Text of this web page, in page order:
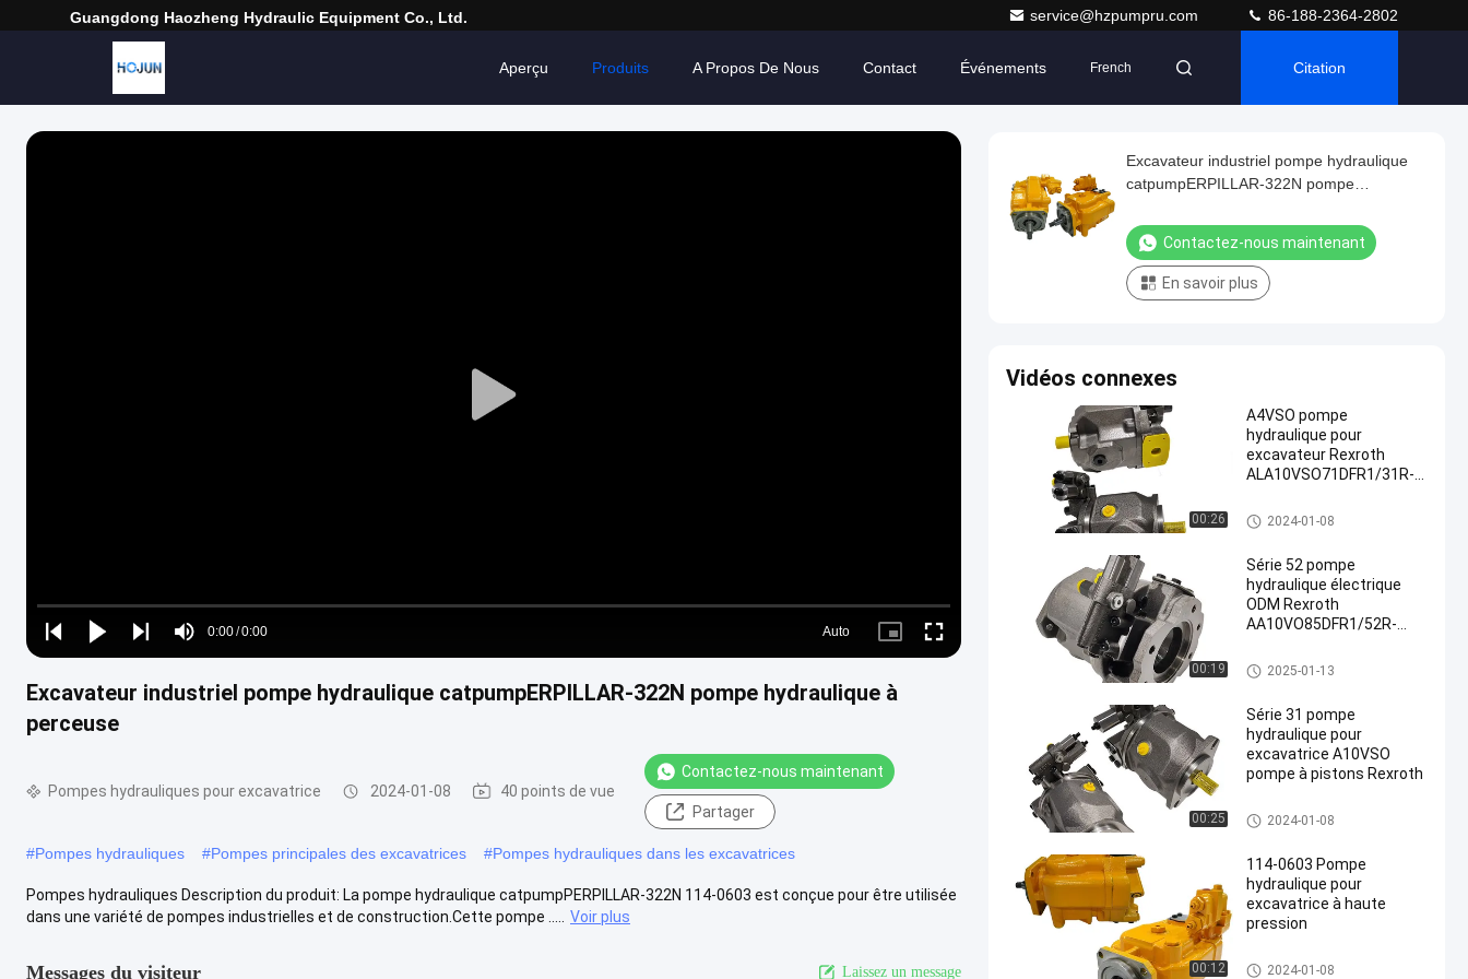
Guangdong Haozheng Hydraulic Equipment Co., Ltd. service@hzpumpru.com 86-188-2364-2802
Aperçu Produits A Propos De Nous Contact Événements French Citation
Play
Play
Play
Play
Mute
Time
0:00/0:00
Loaded:
0%
Auto
Picture- Fullscreen
Excavateur industriel pompe hydraulique catpumpERPILLAR-322N pompe hydraulique à
perceuse
Pompes hydrauliques pour excavatrice 2024-01-08 40 points de vue
Contactez-nous maintenant
Partager
#Pompes hydrauliques #Pompes principales des excavatrices #Pompes hydrauliques dans les excavatrices
Pompes hydrauliques Description du produit: La pompe hydraulique catpumpPERPILLAR-322N 114-0603 est conçue pour être utilisée
dans une variété de pompes industrielles et de construction.Cette pompe .....
Voir plus
Messages du visiteur Laissez un message
Excavateur industriel pompe hydraulique
catpumpERPILLAR-322N pompe
Contactez-nous maintenant
En savoir plus
Vidéos connexes
00:26
A4VSO pompe
hydraulique pour
excavateur Rexroth
ALA10VSO71DFR1/31R-
Pompes hydrauliques pour exc
avatrice
2024-01-08
00:19
Série 52 pompe
hydraulique électrique
ODM Rexroth
AA10VO85DFR1/52R-
Pompes hydrauliques pour exc
avatrice
2025-01-13
00:25
Série 31 pompe
hydraulique pour
excavatrice A10VSO
pompe à pistons Rexroth
Pompes hydrauliques pour exc
avatrice
2024-01-08
00:12
114-0603 Pompe
hydraulique pour
excavatrice à haute
pression
Pompes hydrauliques pour exc
2024-01-08